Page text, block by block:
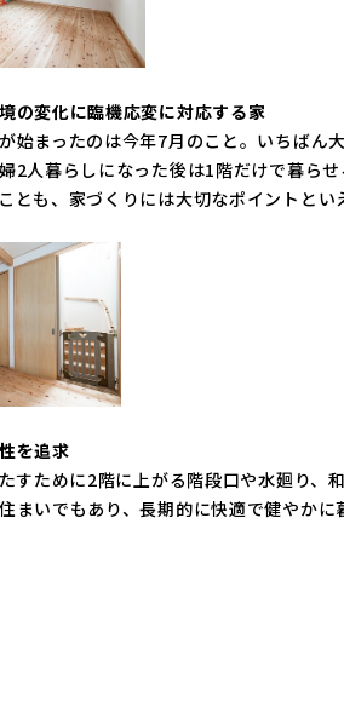
の変化に臨機応変に対応する家
始まったのは今年7月のこと。いちばん
2人暮らしになった後は1階だけで暮ら
とも、家づくりには大切なポイントとい
を追求
すために2階に上がる階段口や水廻り、
まいでもあり、長期的に快適で健やか